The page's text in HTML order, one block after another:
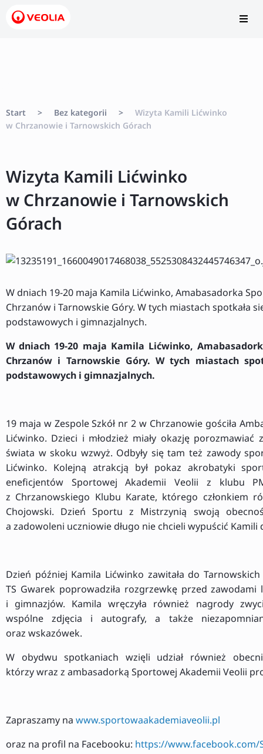
Start > Bez kategorii >
Wizyta Kamili Lićwinko
w Chrzanowie i Tarnowskich Górach
Wizyta Kamili Lićwinko
w Chrzanowie i Tarnowskich
Górach
W dniach 19-20 maja Kamila Lićwinko, Amabasadorka
Chrzanów i Tarnowskie Góry. W tych miastach spotkała
podstawowych i gimnazjalnych.
W dniach 19-20 maja Kamila Lićwinko,
Chrzanów i Tarnowskie Góry. W tych miastach
podstawowych i gimnazjalnych.
19 maja w Zespole Szkół nr 2 w Chrzanowie gościła
Lićwinko. Dzieci i młodzież miały okazję
świata w skoku wzwyż. Odbyły się tam też zawody
Lićwinko. Kolejną atrakcją był pokaz akrobatyki
eneficjentów Sportowej Akademii Veolii z klubu
z Chrzanowskiego Klubu Karate, którego członkiem
Chojowski. Dzień Sportu z Mistrzynią swoją
a zadowoleni uczniowie długo nie chcieli wypuścić
Dzień później Kamila Lićwinko zawitała do
TS Gwarek poprowadziła rozgrzewkę przed
i gimnazjów. Kamila wręczyła również nagrody
wspólne zdjęcia i autografy, a także
oraz wskazówek.
W obydwu spotkaniach wzięli udział również
którzy wraz z ambasadorką Sportowej Akademii Veolii
Zapraszamy na www.sportowaakademiaveolii.pl
oraz na profil na Facebooku: https://www.facebook.com/